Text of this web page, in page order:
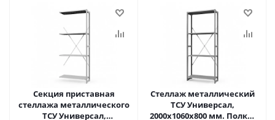
Секция приставная
стеллажа металлического
ТСУ Универсал,
Стеллаж металлический
ТСУ Универсал,
2000x1060x800 мм. Полки: